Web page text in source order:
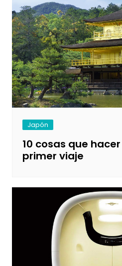
Japón
10 cosas que
primer viaje